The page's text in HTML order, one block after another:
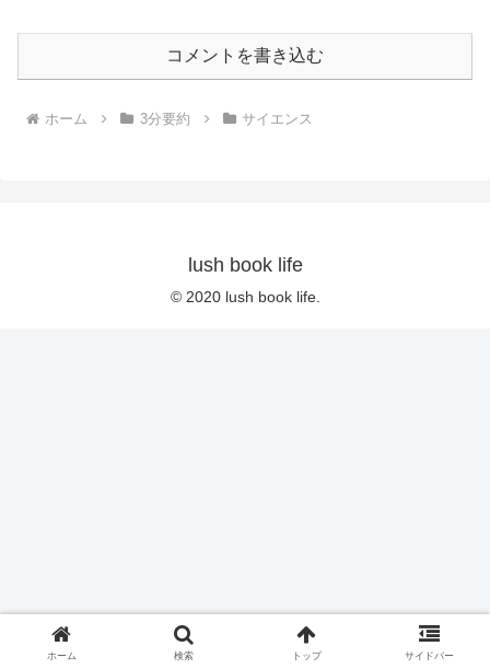
コメントを書き込む
ホーム 3分要約 サイエンス
lush book life
© 2020 lush book life.
ホーム 検索 トップ サイドバー